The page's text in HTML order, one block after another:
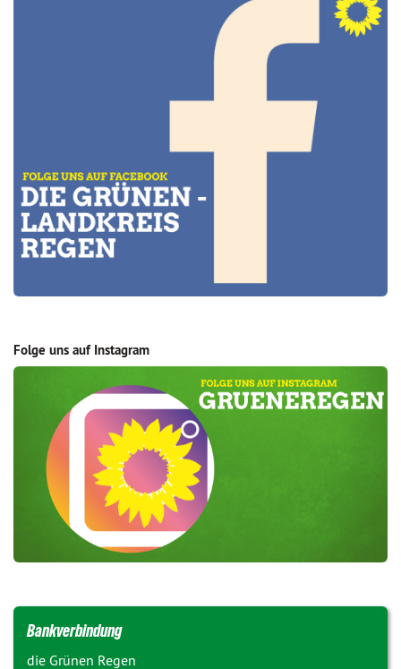
Folge uns auf Instagram
Bankverbindung
die Grünen Regen